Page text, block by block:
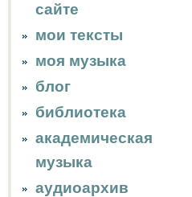
сайте
мои тексты
моя музыка
блог
библиотека
академическая
музыка
аудиоархив